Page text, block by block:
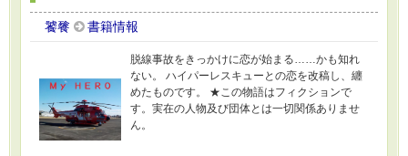
饕餮 書籍情報
脱線事故をきっかけに恋が始まる……かも知れ
ない。 ハイパーレスキューとの恋を改稿し、纏
めたものです。 ★この物語はフィクションで
す。実在の人物及び団体とは一切関係ありませ
ん。